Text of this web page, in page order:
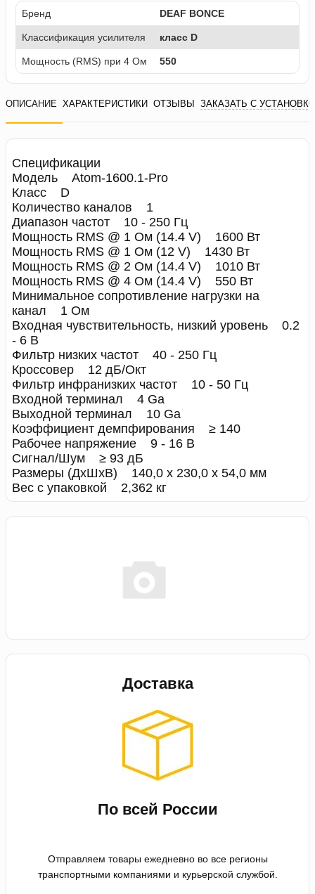
Бренд DEAF BONCE
Классификация усилителя класс D
Мощность (RMS) при 4 Ом 550
ОПИСАНИЕ ХАРАКТЕРИСТИКИ ОТЗЫВЫ ЗАКАЗАТЬ С
Спецификации
Модель Atom-1600.1-Pro
Класс D
Количество каналов 1
Диапазон частот 10 - 250 Гц
Мощность RMS @ 1 Ом (14.4 V) 1600 Вт
Мощность RMS @ 1 Ом (12 V) 1430 Вт
Мощность RMS @ 2 Ом (14.4 V) 1010 Вт
Мощность RMS @ 4 Ом (14.4 V) 550 Вт
Минимальное сопротивление нагрузки на
канал 1 Ом
Входная чувствительность, низкий уровень 0.2
- 6 В
Фильтр низких частот 40 - 250 Гц
Кроссовер 12 дБ/Окт
Фильтр инфранизких частот 10 - 50 Гц
Входной терминал 4 Ga
Выходной терминал 10 Ga
Коэффициент демпфирования ≥ 140
Рабочее напряжение 9 - 16 В
Сигнал/Шум ≥ 93 дБ
Размеры (ДxШxВ) 140,0 x 230,0 x 54,0 мм
Вес с упаковкой 2,362 кг
Доставка
По всей России
Отправляем товары ежедневно во все регионы
транспортными компаниями и курьерской службой.